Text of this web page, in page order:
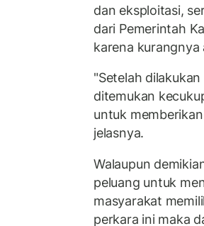
dan eksploitasi,
dari Pemerintah
karena kurangnya
"Setelah
ditemukan
untuk
jelasnya.
Walaupun
peluang untuk
masyarakat
perkara ini maka